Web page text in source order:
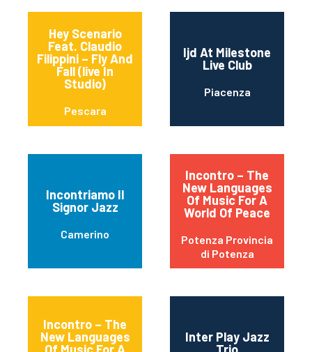
Hey Scenario
Feat. Claudio
Filippini – Fly And
Fall (live In
Studio)
Pescara
Ijd At Milestone
Live Club
Piacenza
Incontriamo Il
Signor Jazz
Camerino
Incontro – The
New Languages
Of Music For A
World Of Peace
Potenza Provincia
di Potenza
Incontro – The
New Languages
Inter Play Jazz